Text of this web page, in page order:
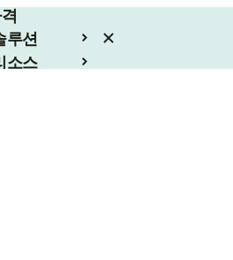
루션
소스